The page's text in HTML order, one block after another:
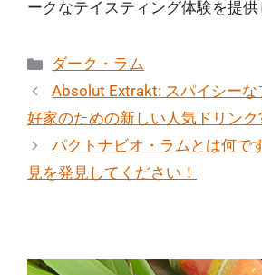
カ
テ
リ
ー
ダーク・ラム
Absolut Extrakt: スパイシーな
好家のための新しい人気ドリンク
パクトナビオ・ラムとは何で
見を発見してください！